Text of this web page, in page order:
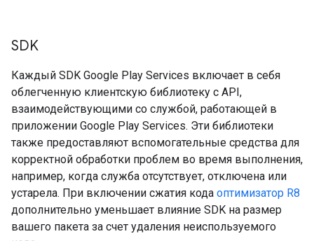
SDK
Каждый SDK Google Play Services включает в себя
облегченную клиентскую библиотеку с API,
взаимодействующими со службой, работающей в
приложении Google Play Services. Эти библиотеки
также предоставляют вспомогательные средства для
корректной обработки проблем во время выполнения,
например, когда служба отсутствует, отключена или
устарела. При включении сжатия кода оптимизатор R8
дополнительно уменьшает влияние SDK на размер
вашего пакета за счет удаления неиспользуемого